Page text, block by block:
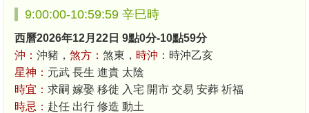
9:00:00-10:59:59 辛巳時
西曆2026年12月22日 9點0分-10點59分
沖： 沖豬， 煞方： 煞東， 時沖： 時沖乙亥
星神： 元武 長生 進貴 太陰
時宜： 求嗣 嫁娶 移徙 入宅 開市 交易 安葬 祈福
時忌： 赴任 出行 修造 動土